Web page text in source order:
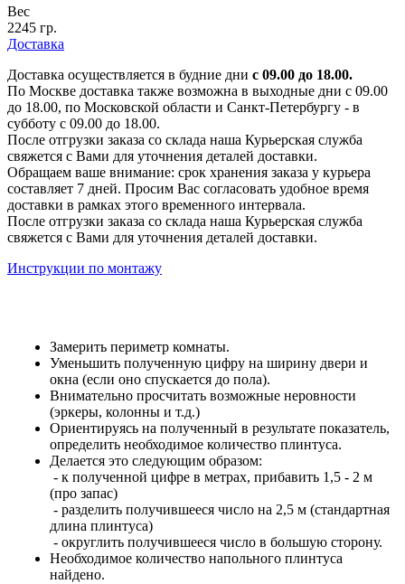
Вес
2245 гр.
Доставка
Доставка осуществляется в будние дни с 09.00 до 18.00.
По Москве доставка также возможна в выходные дни с 09.00
до 18.00, по Московской области и Санкт-Петербургу - в
субботу с 09.00 до 18.00.
После отгрузки заказа со склада наша Курьерская служба
свяжется с Вами для уточнения деталей доставки.
Обращаем ваше внимание: срок хранения заказа у курьера
составляет 7 дней. Просим Вас согласовать удобное время
доставки в рамках этого временного интервала.
После отгрузки заказа со склада наша Курьерская служба
свяжется с Вами для уточнения деталей доставки.
Инструкции по монтажу
Замерить периметр комнаты.
Уменьшить полученную цифру на ширину двери и
окна (если оно спускается до пола).
Внимательно просчитать возможные неровности
(эркеры, колонны и т.д.)
Ориентируясь на полученный в результате показатель,
определить необходимое количество плинтуса.
Делается это следующим образом:
- к полученной цифре в метрах, прибавить 1,5 - 2 м
(про запас)
- разделить получившееся число на 2,5 м (стандартная
длина плинтуса)
- округлить получившееся число в большую сторону.
Необходимое количество напольного плинтуса
найдено.